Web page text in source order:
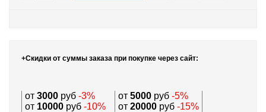
+Скидки от суммы заказа при покупке через сайт:
от 3000 руб -3% от 5000 руб -5%
от 10000 руб -10% от 20000 руб -15%